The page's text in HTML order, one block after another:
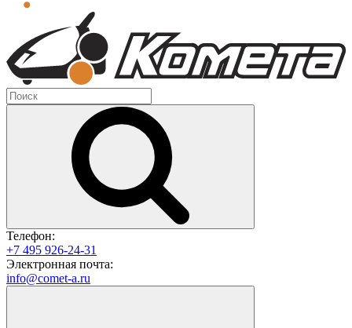
Телефон:
+7 495 926-24-31
Электронная почта:
info@comet-a.ru